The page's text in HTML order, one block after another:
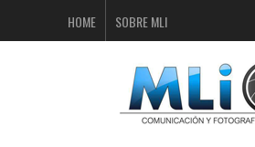
HOME SOBRE MLI